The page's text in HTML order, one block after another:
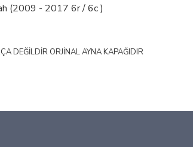
(2009 - 2017 6r / 6c )
DEĞİLDİR ORJİNAL AYNA KAPAĞIDIR